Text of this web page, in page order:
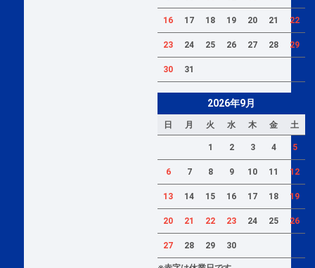
16 17 18 19 20 21 22
23 24 25 26 27 28 29
30 31
2026年9月
日 月 火 水 木 金 土
1 2 3 4 5
6 7 8 9 10 11 12
13 14 15 16 17 18 19
20 21 22 23 24 25 26
27 28 29 30